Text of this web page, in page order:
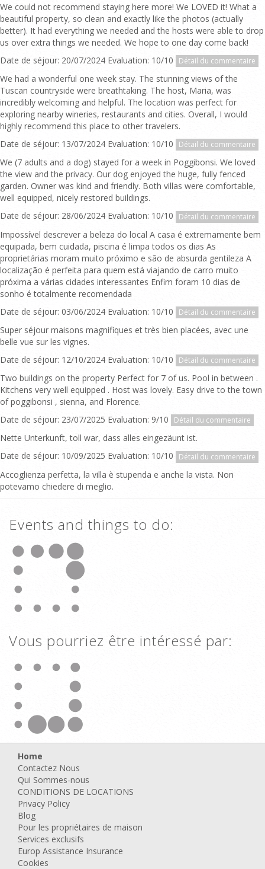
We could not recommend staying here more! We LOVED it! What a
beautiful property, so clean and exactly like the photos (actually
better). It had everything we needed and the hosts were able to drop
us over extra things we needed. We hope to one day come back!
Date de séjour: 20/07/2024 Evaluation: 10/10
Détail du commentaire
We had a wonderful one week stay. The stunning views of the
Tuscan countryside were breathtaking. The host, Maria, was
incredibly welcoming and helpful. The location was perfect for
exploring nearby wineries, restaurants and cities. Overall, I would
highly recommend this place to other travelers.
Date de séjour: 13/07/2024 Evaluation: 10/10
Détail du commentaire
We (7 adults and a dog) stayed for a week in Poggibonsi. We loved
the view and the privacy. Our dog enjoyed the huge, fully fenced
garden. Owner was kind and friendly. Both villas were comfortable,
well equipped, nicely restored buildings.
Date de séjour: 28/06/2024 Evaluation: 10/10
Détail du commentaire
Impossível descrever a beleza do local A casa é extremamente bem
equipada, bem cuidada, piscina é limpa todos os dias As
proprietárias moram muito próximo e são de absurda gentileza A
localização é perfeita para quem está viajando de carro muito
próxima a várias cidades interessantes Enfim foram 10 dias de
sonho é totalmente recomendada
Date de séjour: 03/06/2024 Evaluation: 10/10
Détail du commentaire
Super séjour maisons magnifiques et très bien placées, avec une
belle vue sur les vignes.
Date de séjour: 12/10/2024 Evaluation: 10/10
Détail du commentaire
Two buildings on the property Perfect for 7 of us. Pool in between .
Kitchens very well equipped . Host was lovely. Easy drive to the town
of poggibonsi , sienna, and Florence.
Date de séjour: 23/07/2025 Evaluation: 9/10
Détail du commentaire
Nette Unterkunft, toll war, dass alles eingezäunt ist.
Date de séjour: 10/09/2025 Evaluation: 10/10
Détail du commentaire
Accoglienza perfetta, la villa è stupenda e anche la vista. Non
potevamo chiedere di meglio.
Events and things to do:
Vous pourriez être intéressé par:
Home
Contactez Nous
Qui Sommes-nous
CONDITIONS DE LOCATIONS
Privacy Policy
Blog
Pour les propriétaires de maison
Services exclusifs
Europ Assistance Insurance
Cookies